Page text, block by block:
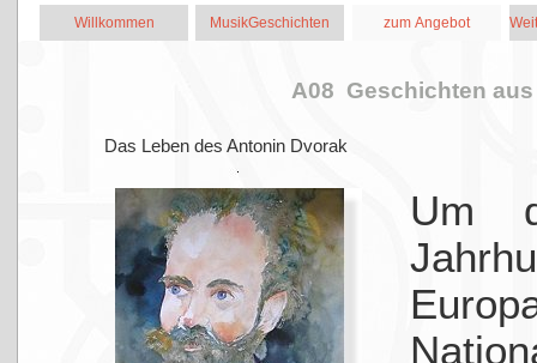
Willkommen MusikGeschichten zum Angebot
A08 Geschichten
Das Leben des Antonin Dvorak
Um